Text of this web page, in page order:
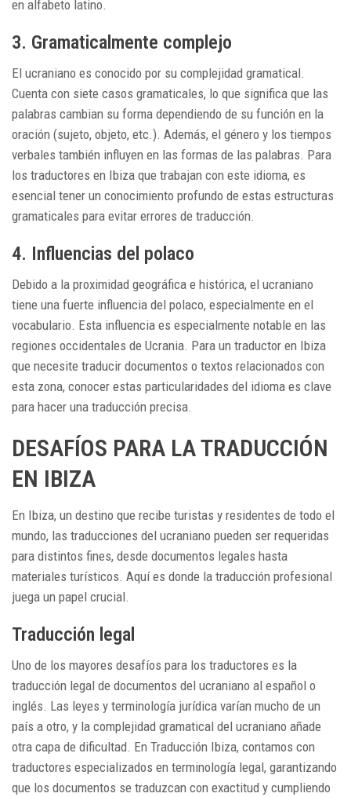
en alfabeto latino.
3. Gramaticalmente complejo
El ucraniano es conocido por su complejidad gramatical.
Cuenta con siete casos gramaticales, lo que significa que las
palabras cambian su forma dependiendo de su función en la
oración (sujeto, objeto, etc.). Además, el género y los tiempos
verbales también influyen en las formas de las palabras. Para
los traductores en Ibiza que trabajan con este idioma, es
esencial tener un conocimiento profundo de estas estructuras
gramaticales para evitar errores de traducción.
4. Influencias del polaco
Debido a la proximidad geográfica e histórica, el ucraniano
tiene una fuerte influencia del polaco, especialmente en el
vocabulario. Esta influencia es especialmente notable en las
regiones occidentales de Ucrania. Para un traductor en Ibiza
que necesite traducir documentos o textos relacionados con
esta zona, conocer estas particularidades del idioma es clave
para hacer una traducción precisa.
DESAFÍOS PARA LA TRADUCCIÓN
EN IBIZA
En Ibiza, un destino que recibe turistas y residentes de todo el
mundo, las traducciones del ucraniano pueden ser requeridas
para distintos fines, desde documentos legales hasta
materiales turísticos. Aquí es donde la traducción profesional
juega un papel crucial.
Traducción legal
Uno de los mayores desafíos para los traductores es la
traducción legal de documentos del ucraniano al español o
inglés. Las leyes y terminología jurídica varían mucho de un
país a otro, y la complejidad gramatical del ucraniano añade
otra capa de dificultad. En Traducción Ibiza, contamos con
traductores especializados en terminología legal, garantizando
que los documentos se traduzcan con exactitud y cumpliendo